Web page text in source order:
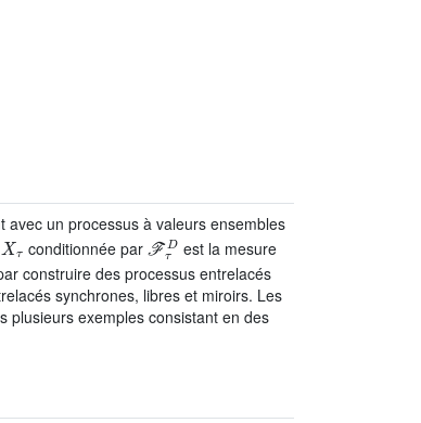
avec un processus à valeurs ensembles
Xτ conditionnée parℱτDest la mesure
construire des processus entrelacés
synchrones, libres et miroirs. Les
plusieurs exemples consistant en des